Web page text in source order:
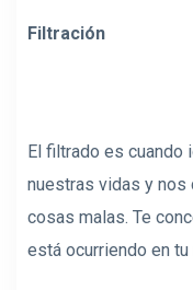
Filtración
El filtrado es cuando
nuestras vidas y nos
cosas malas. Te
está ocurriendo en